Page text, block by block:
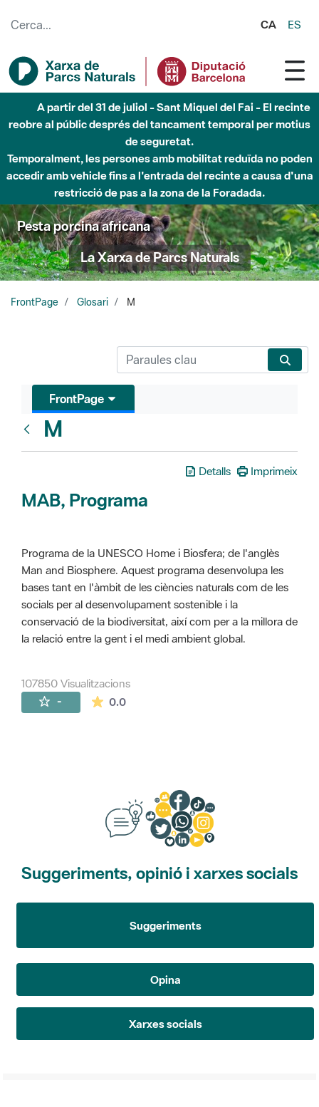
CA ES
A partir del 31 de juliol - Sant Miquel del Fai - El recinte
reobre al públic després del tancament temporal per motius
de seguretat.
Temporalment, les persones amb mobilitat reduïda no poden
accedir amb vehicle fins a l'entrada del recinte a causa d'una
restricció de pas a la zona de la Foradada.
Pesta porcina africana
La Xarxa de Parcs Naturals
FrontPage Glosari M
FrontPage
M
Detalls Imprimeix
MAB, Programa
Programa de la UNESCO Home i Biosfera; de l'anglès
Man and Biosphere. Aquest programa desenvolupa les
bases tant en l'àmbit de les ciències naturals com de les
socials per al desenvolupament sostenible i la
conservació de la biodiversitat, així com per a la millora de
la relació entre la gent i el medi ambient global.
107850 Visualitzacions
- 0.0La mitjana de les valoracions és de 0
Suggeriments, opinió i xarxes socials
Suggeriments
Opina
Xarxes socials